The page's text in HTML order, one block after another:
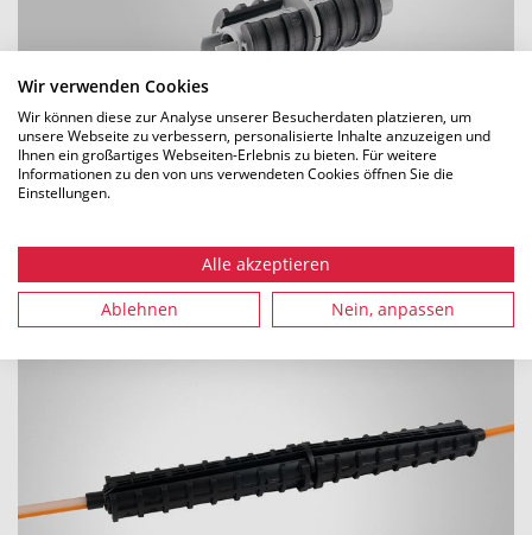
Wir verwenden Cookies
Wir können diese zur Analyse unserer Besucherdaten platzieren, um
unsere Webseite zu verbessern, personalisierte Inhalte anzuzeigen und
Ihnen ein großartiges Webseiten-Erlebnis zu bieten. Für weitere
Informationen zu den von uns verwendeten Cookies öffnen Sie die
Einstellungen.
Alle akzeptieren
Ablehnen Nein, anpassen
Einblasmuffen mit Gas-Stop
ERFAHREN SIE MEHR